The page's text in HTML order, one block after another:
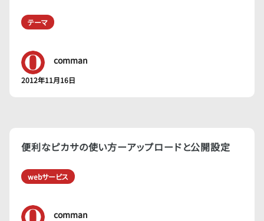
テーマ
comman
2012年11月16日
便利なピカサの使い方ーアップロードと公開設定
webサービス
comman